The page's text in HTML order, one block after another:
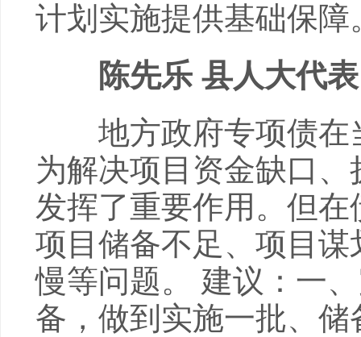
计划实施提供基础保障
陈先乐 县人大代表
地方政府专项债在
为解决项目资金缺口
发挥了重要作用。但
项目储备不足、项目
慢等问题。 建议：一
备，做到实施一批、